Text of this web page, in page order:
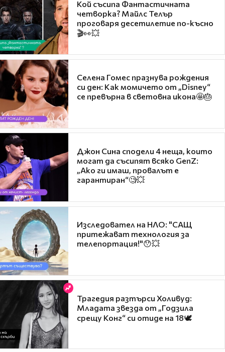
Кой съсипа Фантастичната
четворка? Майлс Телър
проговаря десетилетие по-късно
🎬👀💥
Селена Гомес празнува рождения
си ден: Как момичето от „Disney“
се превърна в световна икона🤩🎂
Джон Сина сподели 4 неща, които
могат да съсипят всяко GenZ:
„Ако ги имаш, провалът е
гарантиран“🧐💥
Изследовател на НЛО: "САЩ
притежават технология за
телепортация!"😯💥
Трагедия разтърси Холивуд:
Младата звезда от „Годзила
срещу Конг“ си отиде на 18🕊️